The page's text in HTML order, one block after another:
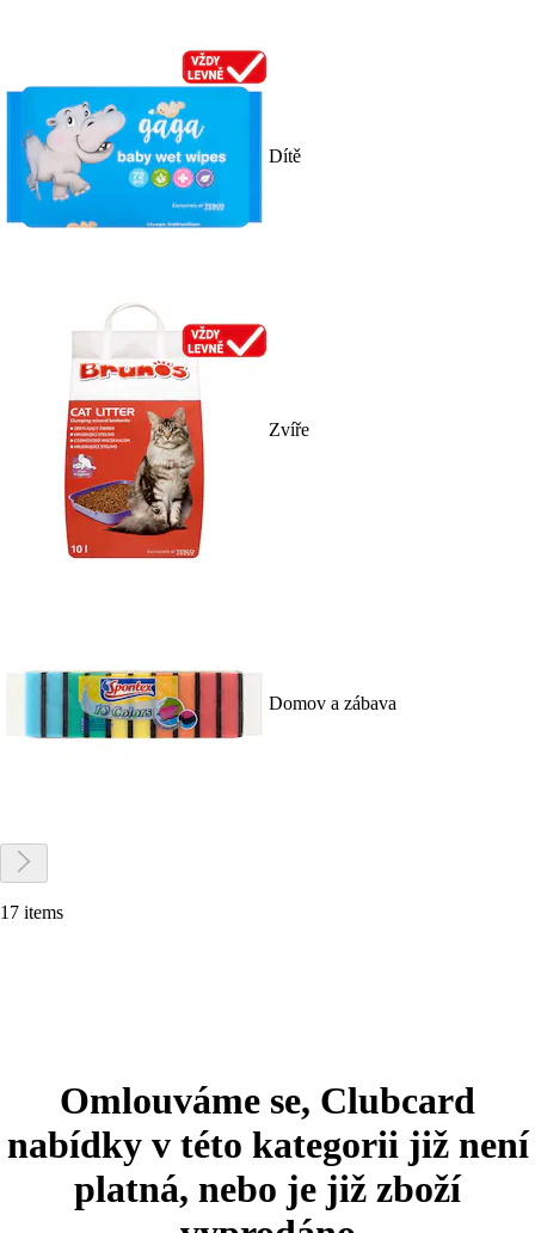
Dítě
Zvíře
Domov a zábava
17 items
Omlouváme se, Clubcard
nabídky v této kategorii již není
platná, nebo je již zboží